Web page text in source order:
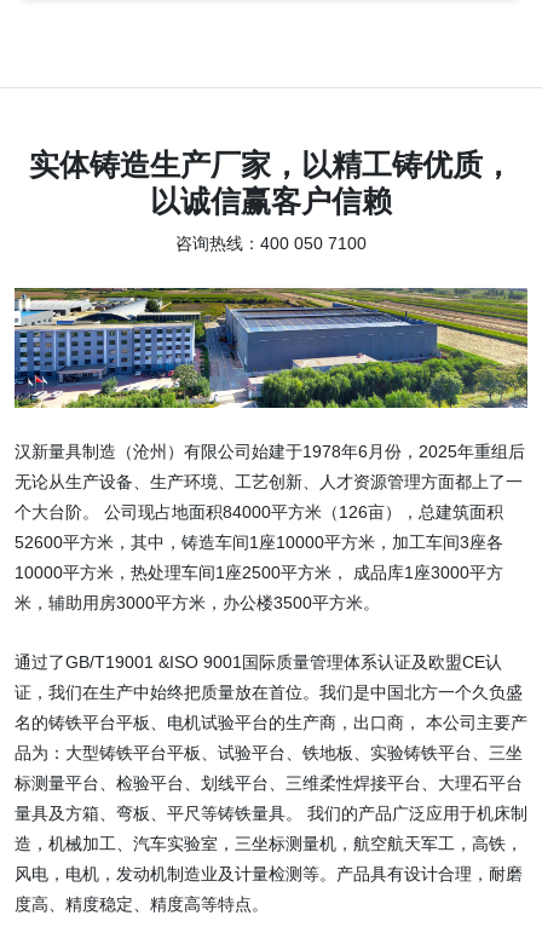
实体铸造生产厂家，以精工铸优质，
以诚信赢客户信赖
咨询热线：400 050 7100
汉新量具制造（沧州）有限公司始建于1978年6月份，2025年重组后
无论从生产设备、生产环境、工艺创新、人才资源管理方面都上了一
个大台阶。 公司现占地面积84000平方米（126亩），总建筑面积
52600平方米，其中，铸造车间1座10000平方米，加工车间3座各
10000平方米，热处理车间1座2500平方米， 成品库1座3000平方
米，辅助用房3000平方米，办公楼3500平方米。
通过了GB/T19001 &ISO 9001国际质量管理体系认证及欧盟CE认
证，我们在生产中始终把质量放在首位。我们是中国北方一个久负盛
名的铸铁平台平板、电机试验平台的生产商，出口商， 本公司主要产
品为：大型铸铁平台平板、试验平台、铁地板、实验铸铁平台、三坐
标测量平台、检验平台、划线平台、三维柔性焊接平台、大理石平台
量具及方箱、弯板、平尺等铸铁量具。 我们的产品广泛应用于机床制
造，机械加工、汽车实验室，三坐标测量机，航空航天军工，高铁，
风电，电机，发动机制造业及计量检测等。产品具有设计合理，耐磨
度高、精度稳定、精度高等特点。